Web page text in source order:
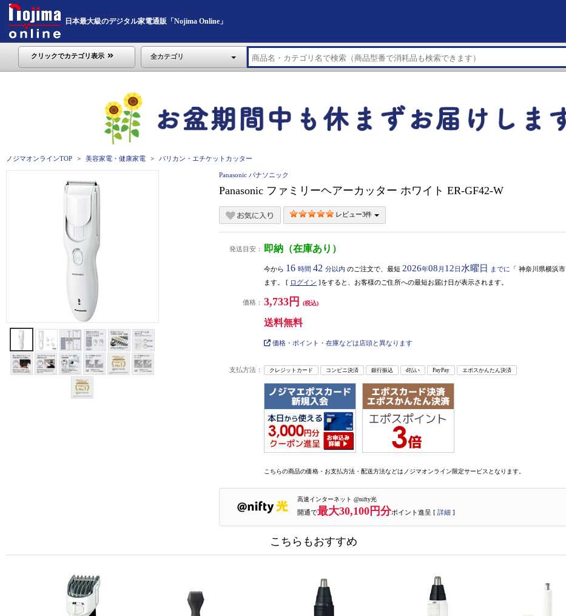
日本最大級のデジタル家電通販「Nojima Online」
クリックでカテゴリ表示 全カテゴリ
ノジマオンラインTOP 美容家電・健康家電 バリカン・エチケットカッター
Panasonic パナソニック
Panasonic ファミリーヘアーカッター ホワイト ER-GF42-W
レビュー3件
発送目安： 即納（在庫あり）
今から 16 時間 42 分以内 のご注文で、最短 2026年08 月 12日 水曜日 までに 「 神奈川県横浜市
ます。 [ ログイン ]をすると、お客様のご住所への最短お届け日が表示されます。
価格： 3,733円 (税込)
送料無料
価格・ポイント・在庫などは店頭と異なります
支払方法： クレジットカード コンビニ決済 銀行振込 d払い PayPay エポスかんたん決済
こちらの商品の価格・お支払方法・配送方法などはノジマオンライン限定サービスとなります。
高速インターネット @nifty光
開通で最大30,100円分ポイント進呈 [ 詳細 ]
こちらもおすすめ